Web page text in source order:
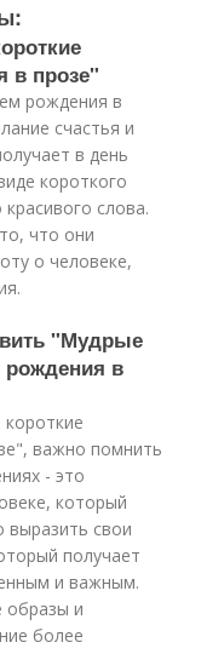
в прозе"
рождения в
счастья и
в день
короткого
слова.
что они
о человеке,
"Мудрые
рождения в
важно помнить
- это
который
свои
получает
и важным.
образы и
более